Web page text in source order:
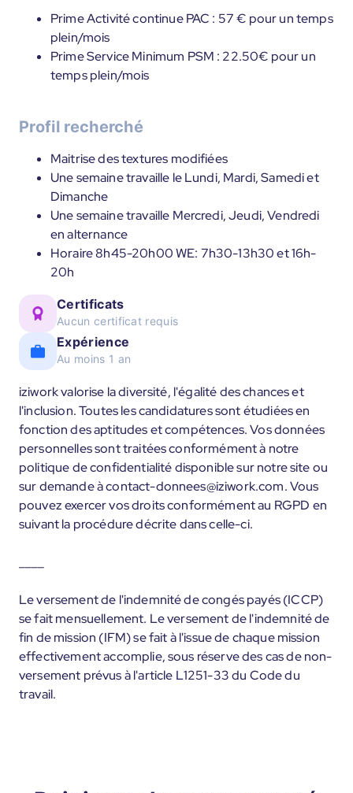
Prime Activité continue PAC : 57 € pour un temps
plein/mois
Prime Service Minimum PSM : 22.50€ pour un
temps plein/mois
Profil recherché
Maitrise des textures modifiées
Une semaine travaille le Lundi, Mardi, Samedi et
Dimanche
Une semaine travaille Mercredi, Jeudi, Vendredi
en alternance
Horaire 8h45-20h00 WE: 7h30-13h30 et 16h-
20h
Certificats
Aucun certificat requis
Expérience
Au moins 1 an
iziwork valorise la diversité, l'égalité des chances et
l'inclusion. Toutes les candidatures sont étudiées en
fonction des aptitudes et compétences. Vos données
personnelles sont traitées conformément à notre
politique de confidentialité disponible sur notre site ou
sur demande à contact-donnees@iziwork.com. Vous
pouvez exercer vos droits conformément au RGPD en
suivant la procédure décrite dans celle-ci.
Le versement de l'indemnité de congés payés (ICCP)
se fait mensuellement. Le versement de l'indemnité de
fin de mission (IFM) se fait à l'issue de chaque mission
effectivement accomplie, sous réserve des cas de non-
versement prévus à l'article L1251-33 du Code du
travail.